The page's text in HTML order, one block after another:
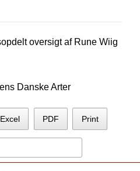
oversigt af Rune Wiig
Danske Arter
Excel PDF Print